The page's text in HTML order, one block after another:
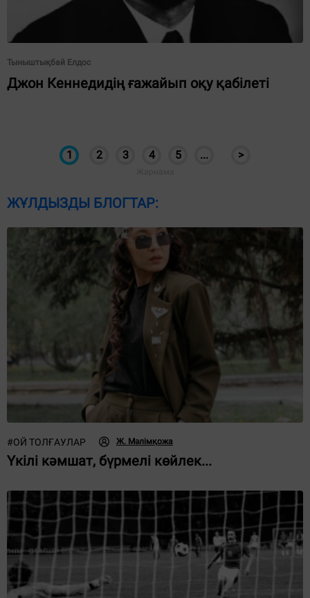
Тыныштықбай Елдос
Джон Кеннедидің ғажайып оқу қабілеті
1 2 3 4 5 ... >
ЖҰЛДЫЗДЫ БЛОГТАР:
#ОЙ ТОЛҒАУЛАР Ж. Мәлімқожа
Үкілі кәмшат, бүрмелі көйлек...